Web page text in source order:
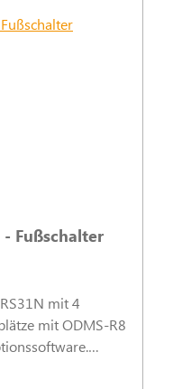
- Fußschalter
mit 4
mit ODMS-R8